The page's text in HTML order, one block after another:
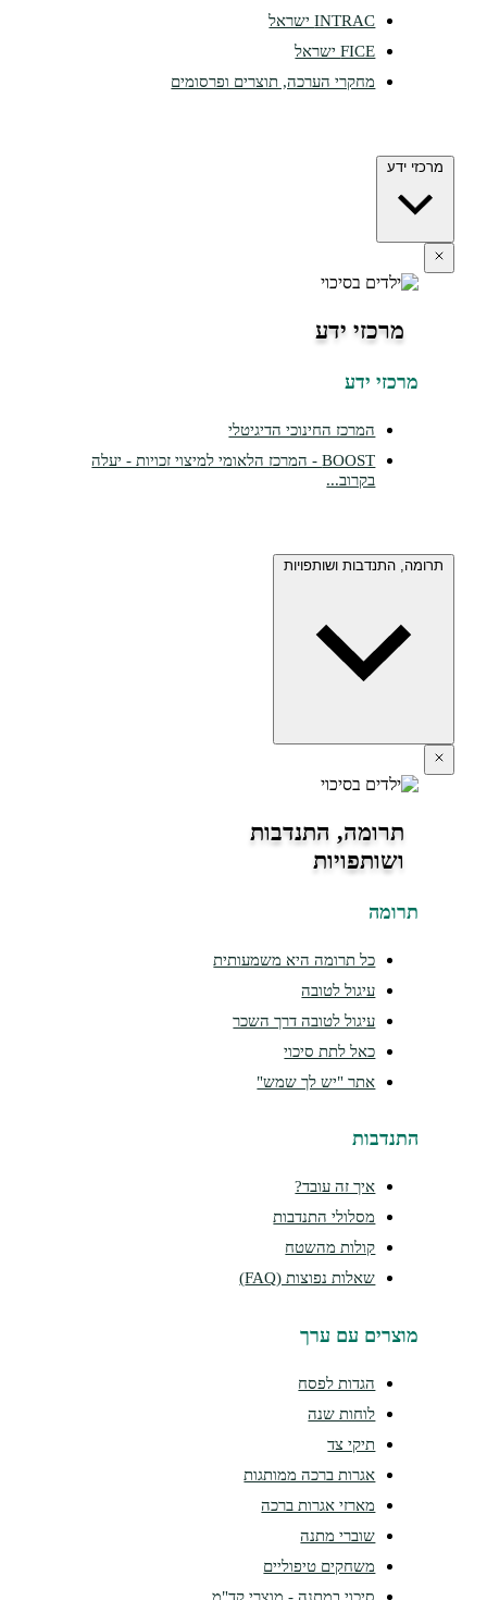
INTRAC ישראל
FICE ישראל
מחקרי הערכה, תוצרים ופרסומים
מרכזי ידע
מרכזי ידע
מרכזי ידע
המרכז החינוכי הדיגיטלי
BOOST - המרכז הלאומי למיצוי זכויות - יעלה
בקרוב...
תרומה, התנדבות ושותפויות
תרומה, התנדבות
ושותפויות
תרומה
כל תרומה היא משמעותית
עיגול לטובה
עיגול לטובה דרך השכר
כאל לתת סיכוי
אתר "יש לך שמש"
התנדבות
איך זה עובד?
מסלולי התנדבות
קולות מהשטח
שאלות נפוצות (FAQ)
מוצרים עם ערך
הגדות לפסח
לוחות שנה
תיקי צד
אגרות ברכה ממותגות
מארזי אגרות ברכה
שוברי מתנה
משחקים טיפוליים